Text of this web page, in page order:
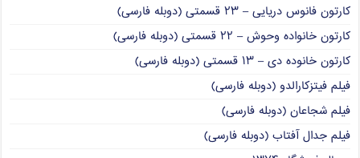
کارتون فانوس دریایی – ۲۳ قسمتی (دوبله فارسی)
کارتون خانواده وحوش – ۲۲ قسمتی (دوبله فارسی)
کارتون خانوده دی – ۱۳ قسمتی (دوبله فارسی)
فیلم فیتزکارالدو (دوبله فارسی)
فیلم شجاعان (دوبله فارسی)
فیلم جدال آفتاب (دوبله فارسی)